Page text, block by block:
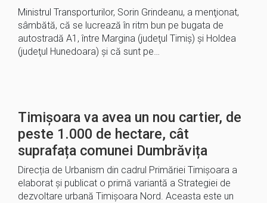
Ministrul Transporturilor, Sorin Grindeanu, a menţionat,
sâmbătă, că se lucrează în ritm bun pe bugata de
autostradă A1, între Margina (judeţul Timiş) şi Holdea
(judeţul Hunedoara) şi că sunt pe…
Timișoara va avea un nou cartier, de
peste 1.000 de hectare, cât
suprafața comunei Dumbrăvița
Direcția de Urbanism din cadrul Primăriei Timișoara a
elaborat și publicat o primă variantă a Strategiei de
dezvoltare urbană Timișoara Nord. Aceasta este un